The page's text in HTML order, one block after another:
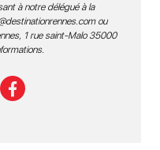
à notre délégué à la
ou
1 rue saint-Malo 35000
.